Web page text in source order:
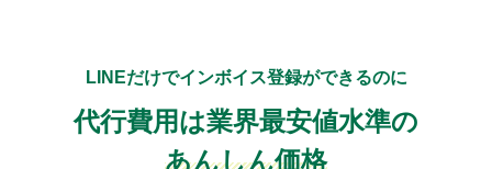
LINEだけでインボイス登録ができるのに
代行費用は業界最安値水準の
あんしん価格